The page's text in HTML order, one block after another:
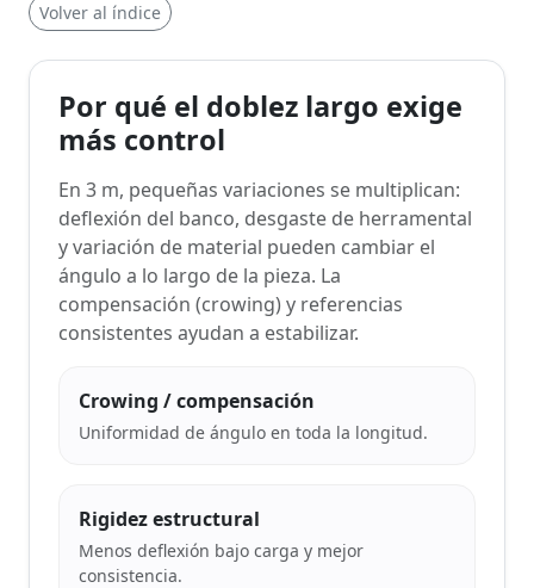
Volver al índice
Por qué el doblez largo exige
más control
En 3 m, pequeñas variaciones se multiplican:
deflexión del banco, desgaste de herramental
y variación de material pueden cambiar el
ángulo a lo largo de la pieza. La
compensación (crowing) y referencias
consistentes ayudan a estabilizar.
Crowing / compensación
Uniformidad de ángulo en toda la longitud.
Rigidez estructural
Menos deflexión bajo carga y mejor
consistencia.